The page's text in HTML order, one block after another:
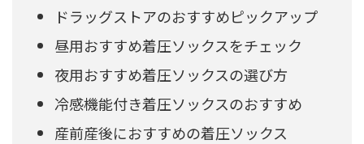
ドラッグストアのおすすめピックアップ
昼用おすすめ着圧ソックスをチェック
夜用おすすめ着圧ソックスの選び方
冷感機能付き着圧ソックスのおすすめ
産前産後におすすめの着圧ソックス